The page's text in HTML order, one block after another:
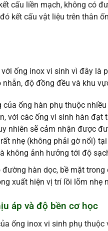
cấu liền mạch, không có
kết cấu vật liệu trên thân
ống inox vi sinh vì đây là
độ đồng đều và khu
của ống hàn phụ thuộc
với các ống vi sinh hàn
nhiên sẽ cảm nhận được
nhẹ (không phải gờ nổi)
không ảnh hưởng tới độ
đường hàn dọc, bề mặt
xuất hiện vị trí lồi lõm nhẹ
áp và độ bền cơ học
ống inox vi sinh phụ